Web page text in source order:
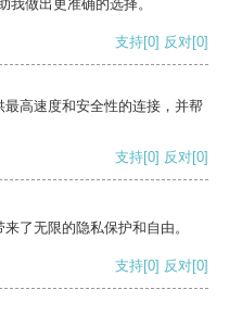
我做出更准确的选择。
支持[0] 反对[0]
高速度和安全性的连接，并帮
支持[0] 反对[0]
了无限的隐私保护和自由。
支持[0] 反对[0]